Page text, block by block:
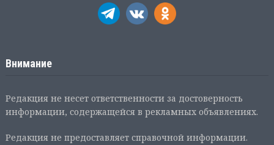
Внимание
Редакция не несет ответственности за достоверность
информации, содержащейся в рекламных объявлениях.
Редакция не предоставляет справочной информации.